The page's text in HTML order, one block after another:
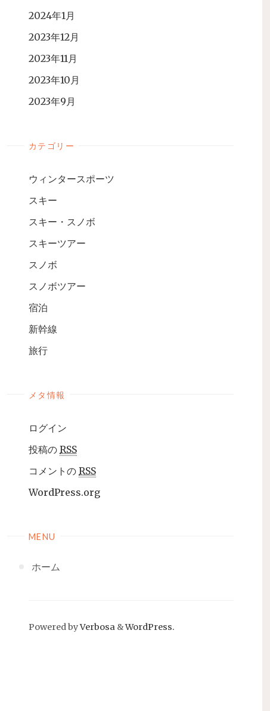
2024年1月
2023年12月
2023年11月
2023年10月
2023年9月
カテゴリー
ウィンタースポーツ
スキー
スキー・スノボ
スキーツアー
スノボ
スノボツアー
宿泊
新幹線
旅行
メタ情報
ログイン
投稿の RSS
コメントの RSS
WordPress.org
MENU
ホーム
Powered byVerbosa &WordPress.